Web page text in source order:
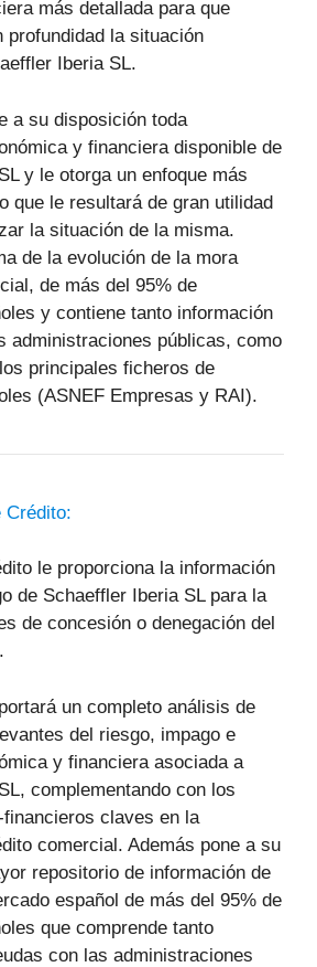
más detallada para que
profundidad la situación
Iberia SL.
a su disposición toda
y financiera disponible de
y le otorga un enfoque más
que le resultará de gran utilidad
la situación de la misma.
de la evolución de la mora
de más del 95% de
y contiene tanto información
administraciones públicas, como
principales ficheros de
(ASNEF Empresas y RAI).
Crédito:
le proporciona la información
de Schaeffler Iberia SL para la
de concesión o denegación del
un completo análisis de
del riesgo, impago e
y financiera asociada a
complementando con los
claves en la
comercial. Además pone a su
repositorio de información de
español de más del 95% de
que comprende tanto
con las administraciones